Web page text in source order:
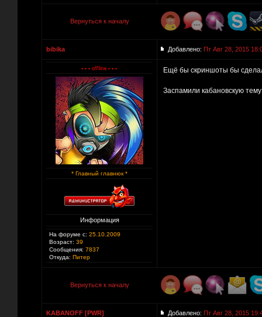
Вернуться к началу
bibika Добавлено: Пт Авг 28, 2015
* Главный главнюк *
Информация
На форуме с: 25.10.2009
Возраст: 39
Сообщения: 7837
Откуда: Питер
Ещё бы скриншоты бы
Заспамили кабановскую
Вернуться к началу
KABANOFF [PWR] Добавлено: Пт Авг 28, 2015